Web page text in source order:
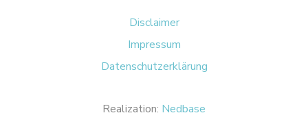
Disclaimer
Impressum
Datenschutzerklärung
Realization: Nedbase